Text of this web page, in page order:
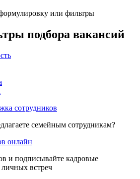
или фильтры
подбора вакансий
сотрудников
семейным сотрудникам?
онлайн
и подписывайте кадровые
встреч